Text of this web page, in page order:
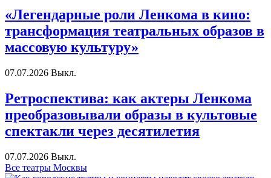
«Легендарные роли Ленкома в кино:
трансформация театральных образов в
массовую культуру»
07.07.2026 Выкл.
Ретроспектива: как актеры Ленкома
преобразовывали образы в культовые
спектакли через десятилетия
07.07.2026 Выкл.
Все театры Москвы